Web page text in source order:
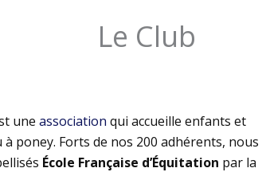
Le Club
une association qui accueille enfants et
poney. Forts de nos 200 adhérents, nous
École Française d’Équitation par la